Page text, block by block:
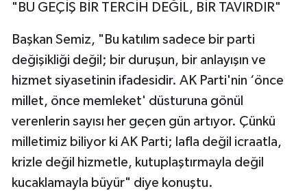
"BU GEÇİŞ BİR TERCİH DEĞİL, BİR TAVIRDIR"
Başkan Semiz, "Bu katılım sadece bir parti
değişikliği değil; bir duruşun, bir anlayışın ve
hizmet siyasetinin ifadesidir. AK Parti'nin ‘önce
millet, önce memleket' düsturuna gönül
verenlerin sayısı her geçen gün artıyor. Çünkü
milletimiz biliyor ki AK Parti; lafla değil icraatla,
krizle değil hizmetle, kutuplaştırmayla değil
kucaklamayla büyür" diye konuştu.